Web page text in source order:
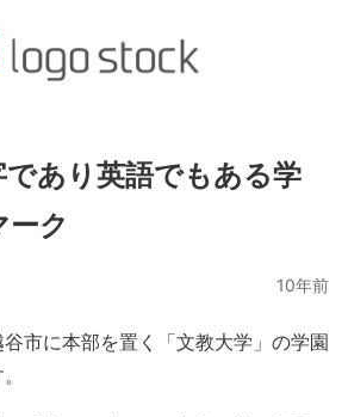
であり英語でもある学
ーク
10年前
市に本部を置く「文教大学」の学園